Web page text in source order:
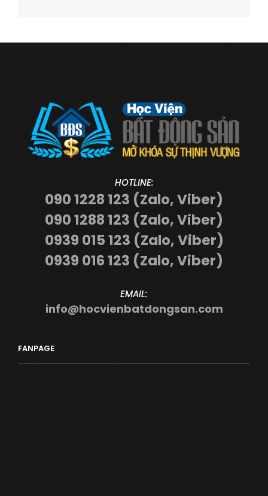
HOTLINE:
090 1228 123 (Zalo, Viber)
090 1288 123 (Zalo, Viber)
0939 015 123 (Zalo, Viber)
0939 016 123 (Zalo, Viber)
EMAIL:
info@hocvienbatdongsan.com
FANPAGE